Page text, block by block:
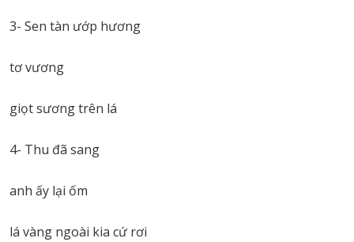
3- Sen tàn ướp hương
tơ vương
giọt sương trên lá
4- Thu đã sang
anh ấy lại ốm
lá vàng ngoài kia cứ rơi